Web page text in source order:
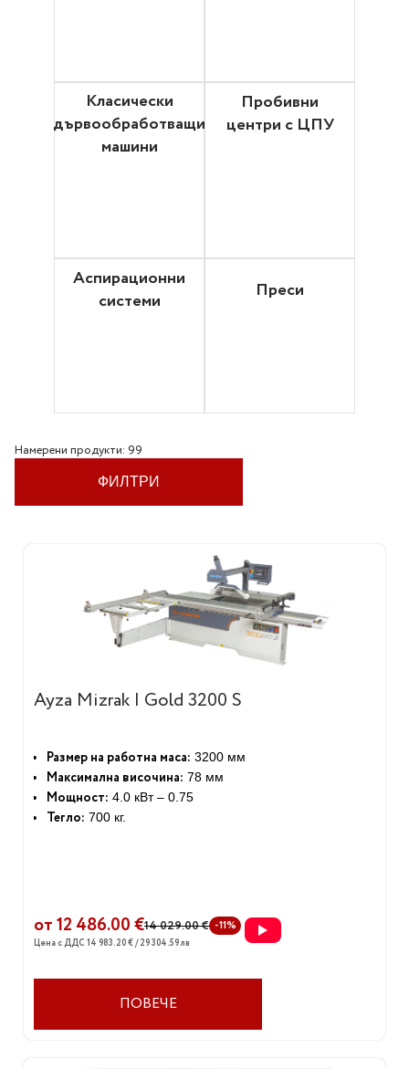
Класически
дървообработващи
машини
Пробивни
центри с ЦПУ
Аспирационни
системи
Преси
Намерени продукти: 99
ФИЛТРИ
Ayza Mizrak | Gold 3200 S
Размер на работна маса: 3200 мм
Максимална височина: 78 мм
Мощност: 4.0 кВт – 0.75
Тегло: 700 кг.
от 12 486.00 €14 029.00 € -11%
Цена с ДДС 14 983.20 € / 29 304.59 лв
ПОВЕЧЕ